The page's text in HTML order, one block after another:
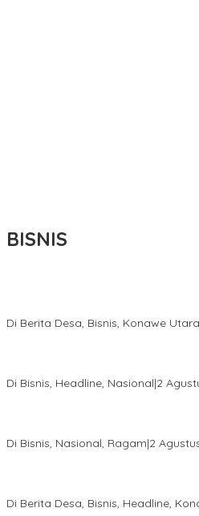
BISNIS
Di Berita Desa, Bisnis, Konawe Utara
Di Bisnis, Headline, Nasional|2
Di Bisnis, Nasional, Ragam|2
Di Berita Desa, Bisnis, Headline,